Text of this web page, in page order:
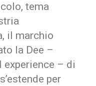
tema
il marchio
la Dee –
experience – di
per